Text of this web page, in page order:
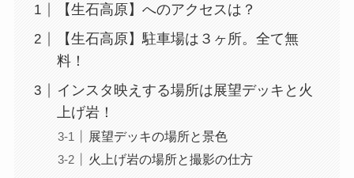
【生石高原】へのアクセスは？
【生石高原】駐車場は３ヶ所。全て無
料！
インスタ映えする場所は展望デッキと火
上げ岩！
展望デッキの場所と景色
火上げ岩の場所と撮影の仕方